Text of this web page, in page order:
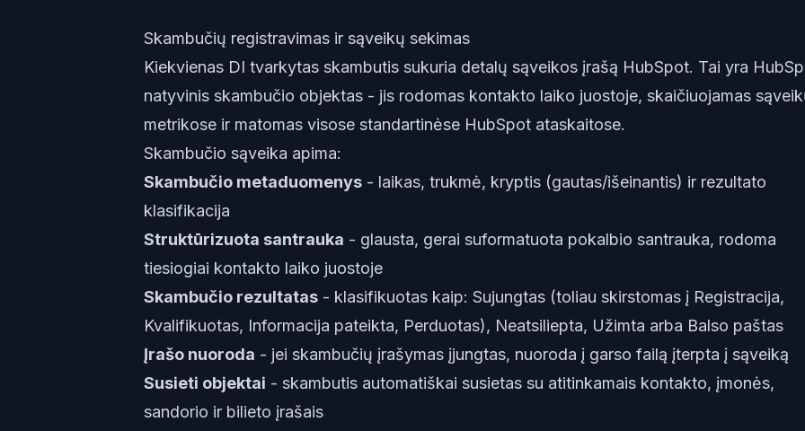
Skambučių registravimas ir sąveikų sekimas
Kiekvienas DI tvarkytas skambutis sukuria detalų sąveikos įrašą HubSpot. Tai yra
natyvinis skambučio objektas - jis rodomas kontakto laiko juostoje, skaičiuojamas
metrikose ir matomas visose standartinėse HubSpot ataskaitose.
Skambučio sąveika apima:
Skambučio metaduomenys - laikas, trukmė, kryptis (gautas/išeinantis) ir rezultato
klasifikacija
Struktūrizuota santrauka - glausta, gerai suformatuota pokalbio santrauka, rodoma
tiesiogiai kontakto laiko juostoje
Skambučio rezultatas - klasifikuotas kaip: Sujungtas (toliau skirstomas į Registracija,
Kvalifikuotas, Informacija pateikta, Perduotas), Neatsiliepta, Užimta arba Balso paštas
Įrašo nuoroda - jei skambučių įrašymas įjungtas, nuoroda į garso failą įterpta į sąveiką
Susieti objektai - skambutis automatiškai susietas su atitinkamais kontakto, įmonės,
sandorio ir bilieto įrašais